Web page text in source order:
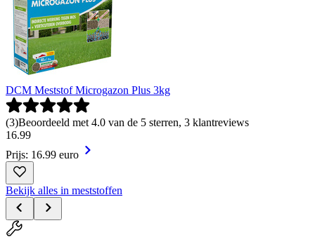
DCM Meststof Microgazon Plus 3kg
(3)Beoordeeld met 4.0 van de 5 sterren, 3 klantreviews
16.99
Prijs: 16.99 euro
Bekijk alles in meststoffen